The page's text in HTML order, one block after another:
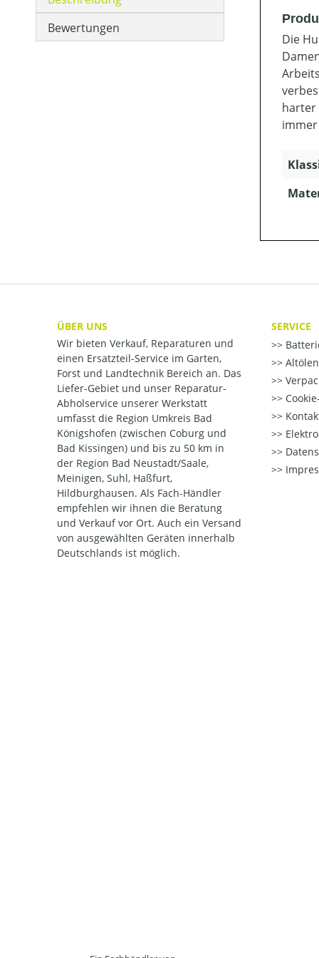
Bewertungen
Die
harter
ÜBER UNS
Wir bieten Verkauf, Reparaturen und
einen Ersatzteil-Service im Garten,
Forst und Landtechnik Bereich an. Das
Liefer-Gebiet und unser Reparatur-
Abholservice unserer Werkstatt
umfasst die Region Umkreis Bad
Königshofen (zwischen Coburg und
Bad Kissingen) und bis zu 50 km in
der Region Bad Neustadt/Saale,
Meinigen, Suhl, Haßfurt,
Hildburghausen. Als Fach-Händler
empfehlen wir ihnen die Beratung
und Verkauf vor Ort. Auch ein Versand
von ausgewählten Geräten innerhalb
Deutschlands ist möglich.
SERVICE